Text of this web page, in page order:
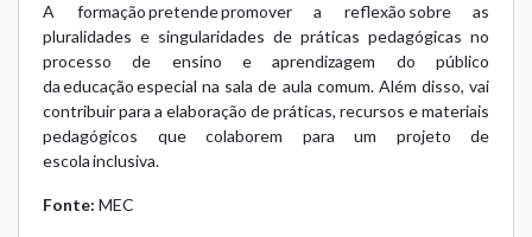
A formação pretende promover a reflexão sobre as
pluralidades e singularidades de práticas pedagógicas no
processo de ensino e aprendizagem do público
da educação especial na sala de aula comum. Além disso, vai
contribuir para a elaboração de práticas, recursos e materiais
pedagógicos que colaborem para um projeto de
escola inclusiva.
Fonte: MEC